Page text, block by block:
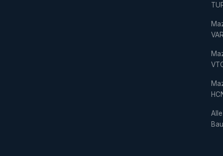
Alle